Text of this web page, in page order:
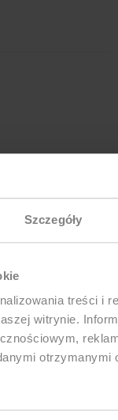
Szczegóły
treści i
witrynie.